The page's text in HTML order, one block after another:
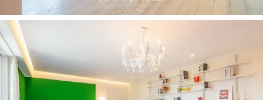
Intill huvudlägenheten och tillgänglig från avsatsen, finns
en
fristående lägenhet på cirka 35 kvm
närvarande konfigurerad som en studio med kök och
badrum. De två enheterna är internt sammankopplade
ochkan enkelt kombineras till en enda lägenhet,